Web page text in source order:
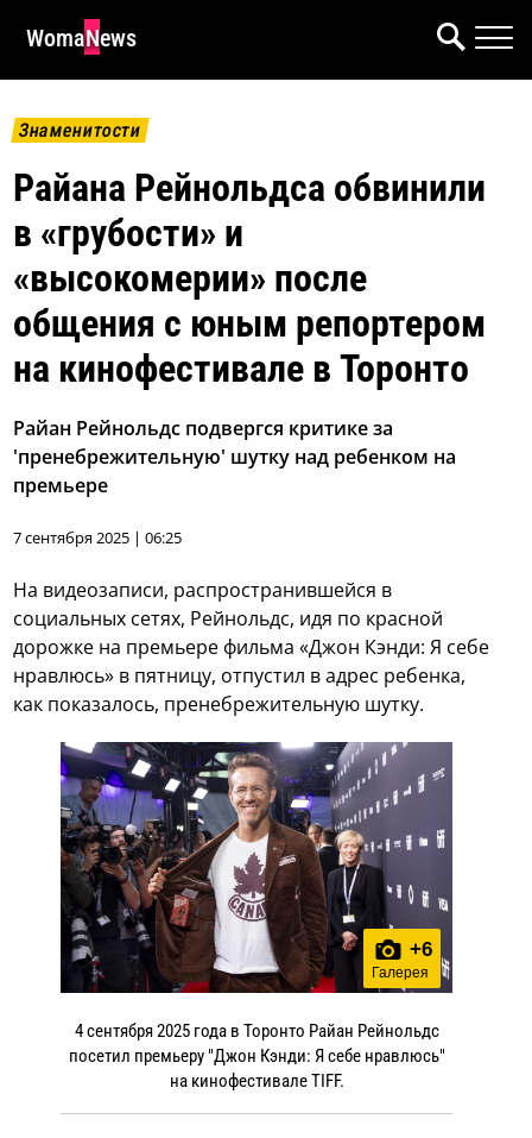
WomaNews
Знаменитости
Райана Рейнольдса обвинили
в «грубости» и
«высокомерии» после
общения с юным репортером
на кинофестивале в Торонто
Райан Рейнольдс подвергся критике за
'пренебрежительную' шутку над ребенком на
премьере
7 сентября 2025 | 06:25
На видеозаписи, распространившейся в
социальных сетях, Рейнольдс, идя по красной
дорожке на премьере фильма «Джон Кэнди: Я себе
нравлюсь» в пятницу, отпустил в адрес ребенка,
как показалось, пренебрежительную шутку.
+6
Галерея
4 сентября 2025 года в Торонто Райан Рейнольдс
посетил премьеру "Джон Кэнди: Я себе нравлюсь"
на кинофестивале TIFF.